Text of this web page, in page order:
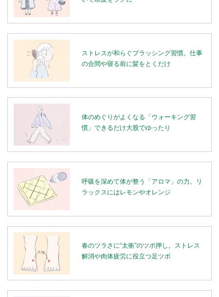
ストレスが和らぐブラッシング習慣。仕事
の合間や寝る前に髪をとくだけ
体のめぐりがよくなる「ウォーキング習
慣」できるだけ大股でゆったり
呼吸を深めて体が整う「アロマ」の力。リ
ラックスにはレモンやオレンジ
春のツラさに“太衝”のツボ押し。ストレス
解消や肉体疲労に役立つ足ツボ